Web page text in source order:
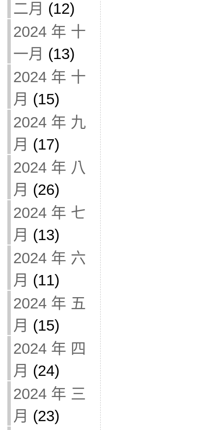
二月 (12)
2024 年 十
一月 (13)
2024 年 十
月 (15)
2024 年 九
月 (17)
2024 年 八
月 (26)
2024 年 七
月 (13)
2024 年 六
月 (11)
2024 年 五
月 (15)
2024 年 四
月 (24)
2024 年 三
月 (23)